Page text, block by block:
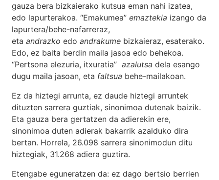
gauza bera bizkaierako kutsua eman nahi izatea,
edo lapurterakoa. “Emakumea” emaztekia izango da
lapurtera/behe-nafarreraz,
eta andrazko edo andrakume bizkaieraz, esaterako.
Edo, ez baita berdin maila jasoa edo behekoa.
“Pertsona elezuria, itxuratia” azalutsa dela esango
dugu maila jasoan, eta faltsua behe-mailakoan.
Ez da hiztegi arrunta, ez daude hiztegi arruntek
dituzten sarrera guztiak, sinonimoa dutenak baizik.
Eta gauza bera gertatzen da adierekin ere,
sinonimoa duten adierak bakarrik azalduko dira
bertan. Horrela, 26.098 sarrera sinonimodun ditu
hiztegiak, 31.268 adiera guztira.
Etengabe eguneratzen da: ez dago bertsio berrien